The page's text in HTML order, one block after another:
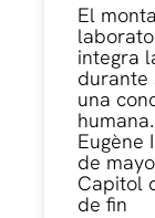
El
integra
durante
una
Eugène
de
Capitol
de fin